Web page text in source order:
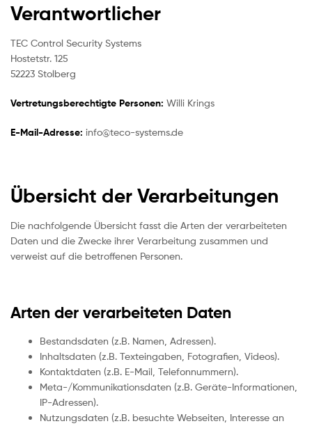
Verantwortlicher
TEC Control Security Systems
Hostetstr. 125
52223 Stolberg
Vertretungsberechtigte Personen: Willi Krings
E-Mail-Adresse: info@teco-systems.de
Übersicht der Verarbeitungen
Die nachfolgende Übersicht fasst die Arten der verarbeiteten
Daten und die Zwecke ihrer Verarbeitung zusammen und
verweist auf die betroffenen Personen.
Arten der verarbeiteten Daten
Bestandsdaten (z.B. Namen, Adressen).
Inhaltsdaten (z.B. Texteingaben, Fotografien, Videos).
Kontaktdaten (z.B. E-Mail, Telefonnummern).
Meta-/Kommunikationsdaten (z.B. Geräte-Informationen,
IP-Adressen).
Nutzungsdaten (z.B. besuchte Webseiten, Interesse an